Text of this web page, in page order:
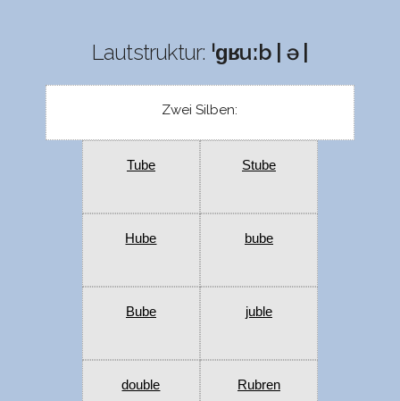
Lautstruktur: ˈɡʁuːb | ə |
Zwei Silben:
Tube Stube
Hube bube
Bube juble
double Rubren